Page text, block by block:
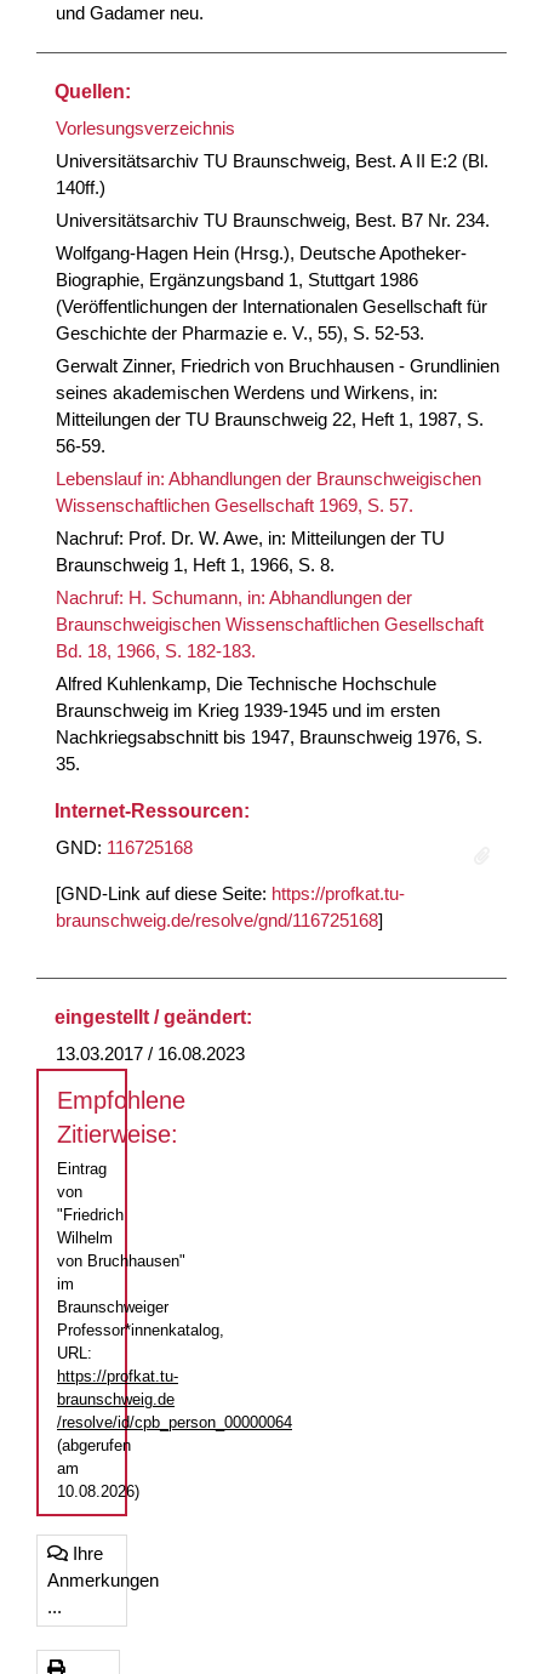
und Gadamer neu.
Quellen:
Vorlesungsverzeichnis
Universitätsarchiv TU Braunschweig, Best. A II E:2 (Bl.
140ff.)
Universitätsarchiv TU Braunschweig, Best. B7 Nr. 234.
Wolfgang-Hagen Hein (Hrsg.), Deutsche Apotheker-
Biographie, Ergänzungsband 1, Stuttgart 1986
(Veröffentlichungen der Internationalen Gesellschaft für
Geschichte der Pharmazie e. V., 55), S. 52-53.
Gerwalt Zinner, Friedrich von Bruchhausen - Grundlinien
seines akademischen Werdens und Wirkens, in:
Mitteilungen der TU Braunschweig 22, Heft 1, 1987, S.
56-59.
Lebenslauf in: Abhandlungen der Braunschweigischen
Wissenschaftlichen Gesellschaft 1969, S. 57.
Nachruf: Prof. Dr. W. Awe, in: Mitteilungen der TU
Braunschweig 1, Heft 1, 1966, S. 8.
Nachruf: H. Schumann, in: Abhandlungen der
Braunschweigischen Wissenschaftlichen Gesellschaft
Bd. 18, 1966, S. 182-183.
Alfred Kuhlenkamp, Die Technische Hochschule
Braunschweig im Krieg 1939-1945 und im ersten
Nachkriegsabschnitt bis 1947, Braunschweig 1976, S.
35.
Internet-Ressourcen:
GND: 116725168
[GND-Link auf diese Seite: https://profkat.tu-
braunschweig.de/resolve/gnd/116725168]
eingestellt / geändert:
13.03.2017 / 16.08.2023
Empfohlene
Zitierweise:
Eintrag
von
"Friedrich
Wilhelm
von Bruchhausen"
im
Braunschweiger
Professor*innenkatalog,
URL:
https://profkat.tu-
braunschweig.de
/resolve/id/cpb_person_00000064
(abgerufen
am
10.08.2026)
Ihre
Anmerkungen
...